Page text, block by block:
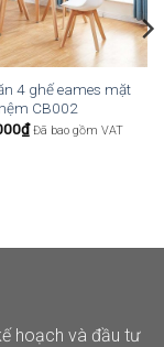
4 ghế eames mặt
nệm CB002
₫ Đã bao gồm VAT
hoạch và đầu tư